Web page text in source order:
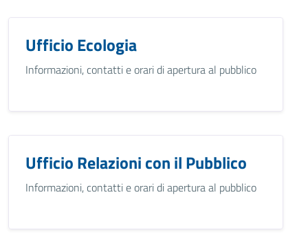
Ufficio Ecologia
Informazioni, contatti e orari di apertura al pubblico
Ufficio Relazioni con il Pubblico
Informazioni, contatti e orari di apertura al pubblico